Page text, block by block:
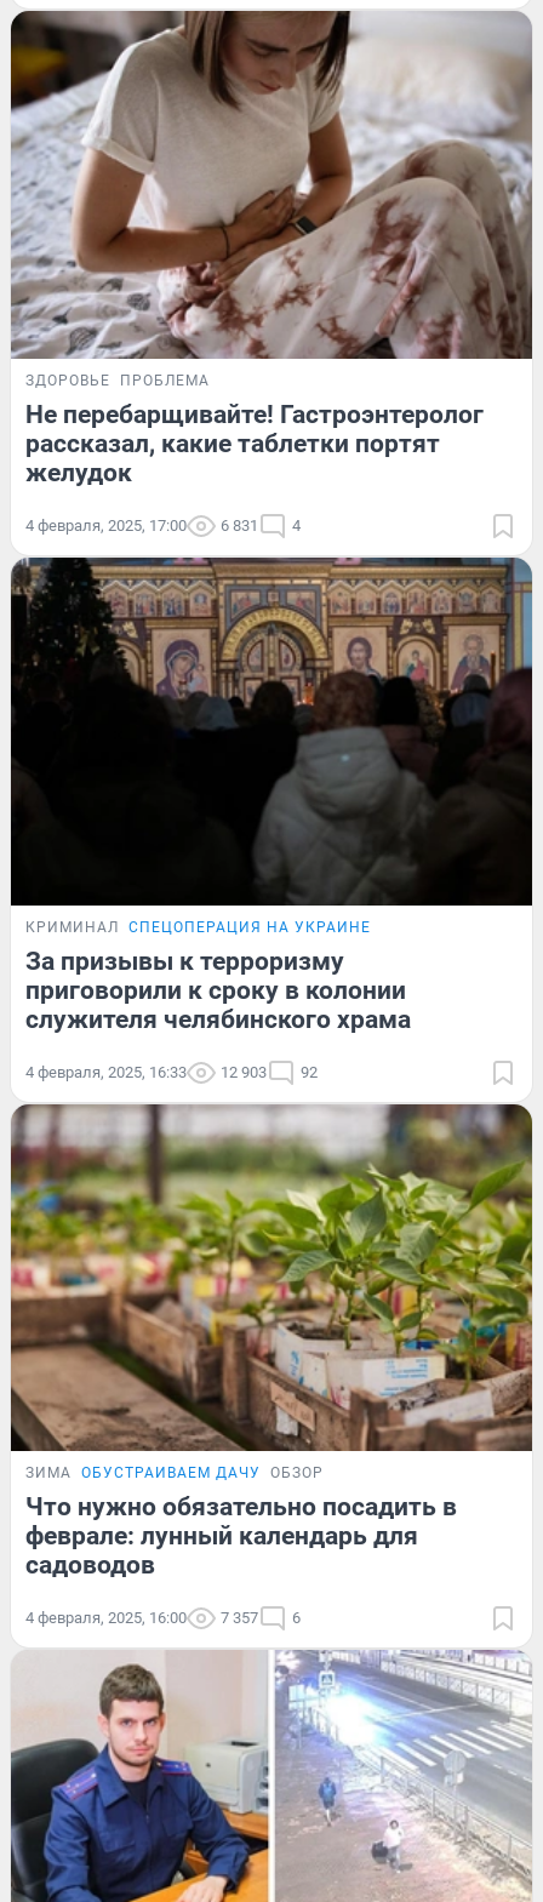
ЗДОРОВЬЕ ПРОБЛЕМА
Не перебарщивайте! Гастроэнтеролог
рассказал, какие таблетки портят
желудок
4 февраля, 2025, 17:00 6 831 4
КРИМИНАЛ СПЕЦОПЕРАЦИЯ НА УКРАИНЕ
За призывы к терроризму
приговорили к сроку в колонии
служителя челябинского храма
4 февраля, 2025, 16:33 12 903 92
ЗИМА ОБУСТРАИВАЕМ ДАЧУ ОБЗОР
Что нужно обязательно посадить в
феврале: лунный календарь для
садоводов
4 февраля, 2025, 16:00 7 357 6